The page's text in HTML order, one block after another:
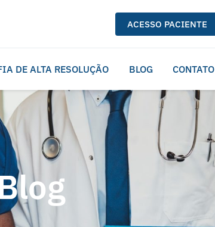
ACESSO PACIENTE
DE ALTA RESOLUÇÃO BLOG CONTATO